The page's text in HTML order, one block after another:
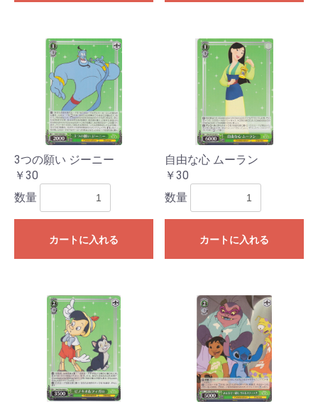
3つの願い ジーニー
￥30
数量
カートに入れる
自由な心 ムーラン
￥30
数量
カートに入れる